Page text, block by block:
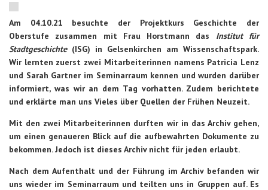
Am 04.10.21 besuchte der Projektkurs Geschichte der
Oberstufe zusammen mit Frau Horstmann das Institut für
Stadtgeschichte (ISG) in Gelsenkirchen am Wissenschaftspark.
Wir lernten zuerst zwei Mitarbeiterinnen namens Patricia Lenz
und Sarah Gartner im Seminarraum kennen und wurden darüber
informiert, was wir an dem Tag vorhatten. Zudem berichtete
und erklärte man uns Vieles über Quellen der Frühen Neuzeit.
Mit den zwei Mitarbeiterinnen durften wir in das Archiv gehen,
um einen genaueren Blick auf die aufbewahrten Dokumente zu
bekommen. Jedoch ist dieses Archiv nicht für jeden erlaubt.
Nach dem Aufenthalt und der Führung im Archiv befanden wir
uns wieder im Seminarraum und teilten uns in Gruppen auf. Es